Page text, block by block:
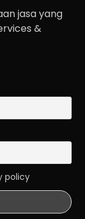
jasa yang
&
policy